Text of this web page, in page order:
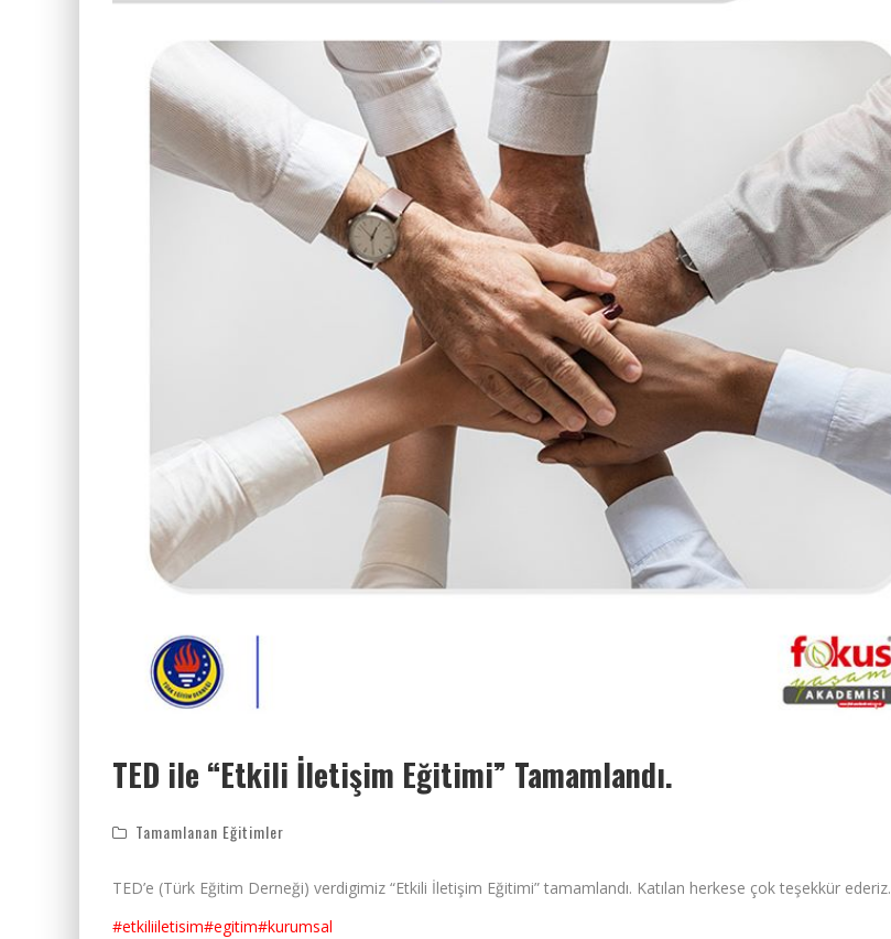
TED ile “Etkili İletişim Eğitimi” Tamamlandı.
Tamamlanan Eğitimler
TED’e (Türk Eğitim Derneği) verdigimiz “Etkili İletişim Eğitimi” tamamlandı. Katılan herkese çok teşekkür ederiz.
#etkiliiletisim#egitim#kurumsal